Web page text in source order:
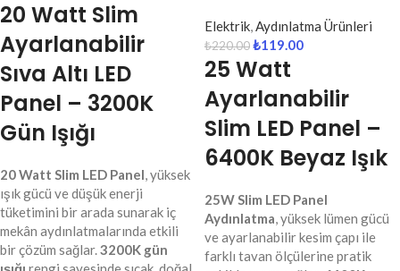
20 Watt Slim
Ayarlanabilir
Sıva Altı LED
Panel – 3200K
Gün Işığı
20 Watt Slim LED Panel, yüksek
ışık gücü ve düşük enerji
tüketimini bir arada sunarak iç
mekân aydınlatmalarında etkili
bir çözüm sağlar.3200K gün
Elektrik,Aydınlatma Ürünleri
₺220.00₺119.00
25 Watt
Ayarlanabilir
Slim LED Panel –
6400K Beyaz Işık
25W Slim LED Panel
Aydınlatma, yüksek lümen gücü
ve ayarlanabilir kesim çapı ile
farklı tavan ölçülerine pratik